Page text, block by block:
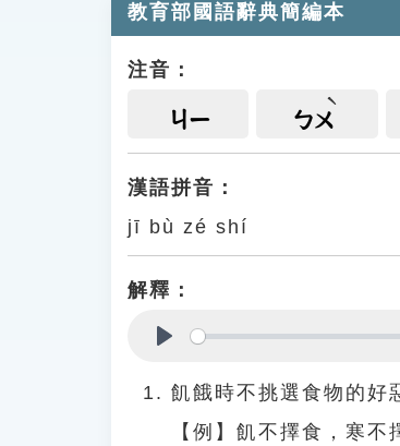
教育部國語辭典簡編本
注音：
ㄐㄧ ㄅㄨ
漢語拼音：
jī bù zé shí
解釋：
飢餓時不挑選食物的好
【例】飢不擇食，寒不